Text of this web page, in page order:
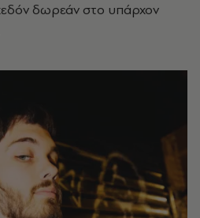
δωρεάν στο υπάρχον